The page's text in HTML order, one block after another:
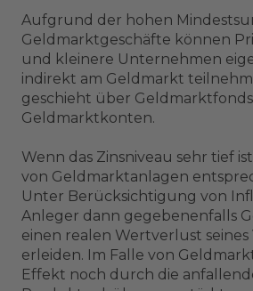
Aufgrund der hohen
Geldmarktgeschäfte können
und kleinere Unternehmen
indirekt am Geldmarkt
geschieht über
Geldmarktkonten.
Wenn das Zinsniveau sehr tief
von Geldmarktanlagen
Unter Berücksichtigung von
Anleger dann gegebenenfalls
einen realen Wertverlust seines
erleiden. Im Falle von
Effekt noch durch die